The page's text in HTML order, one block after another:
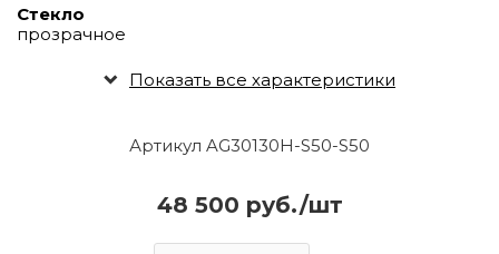
Артикул AG30130H-S50-S50
48 500 руб./шт
Стекло
прозрачное
Показать все характеристики